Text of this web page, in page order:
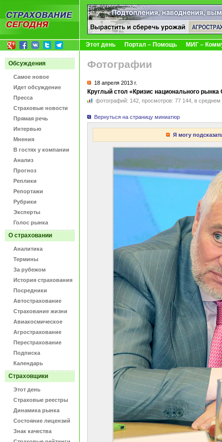
Этот день Портал – Помощь МИГ –
Обсуждения
Самое новое
Идет обсуждение
Пресса
Страховые новости
Прямая речь
Интервью
Мнения
В гостях у компании
Анализ
Прогноз
Реплики
Репортажи
Рубрики
Эксперты
Голос рынка
О страховании
Аналитика
Термины
За рубежом
История страхования
Посредники
Автострахование
Страхование жизни
Авиакосмическое
Агрострахование
Перестрахование
Подписка
Календарь
Страховщики
Этот день
Страховые реестры
Динамика рынка
Состояние лицензий
Знак качества
Фотографии
18 апреля 2013 г.
Круглый стол «Кризис национального
фотографий: 142 просмотров: 77 144 в
Вернуться на страницу миниатюр
Я могу